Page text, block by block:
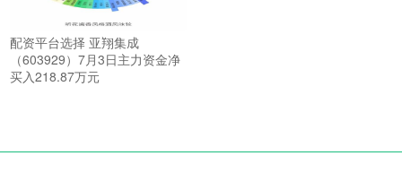
配资平台选择 亚翔集成
（603929）7月3日主力资金净
买入218.87万元